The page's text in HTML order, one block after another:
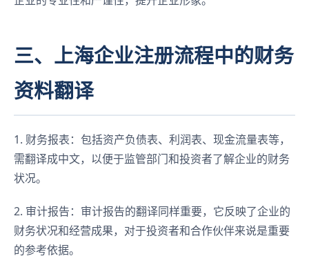
三、上海企业注册流程中的财务
资料翻译
1. 财务报表：包括资产负债表、利润表、现金流量表等，
需翻译成中文，以便于监管部门和投资者了解企业的财务
状况。
2. 审计报告：审计报告的翻译同样重要，它反映了企业的
财务状况和经营成果，对于投资者和合作伙伴来说是重要
的参考依据。